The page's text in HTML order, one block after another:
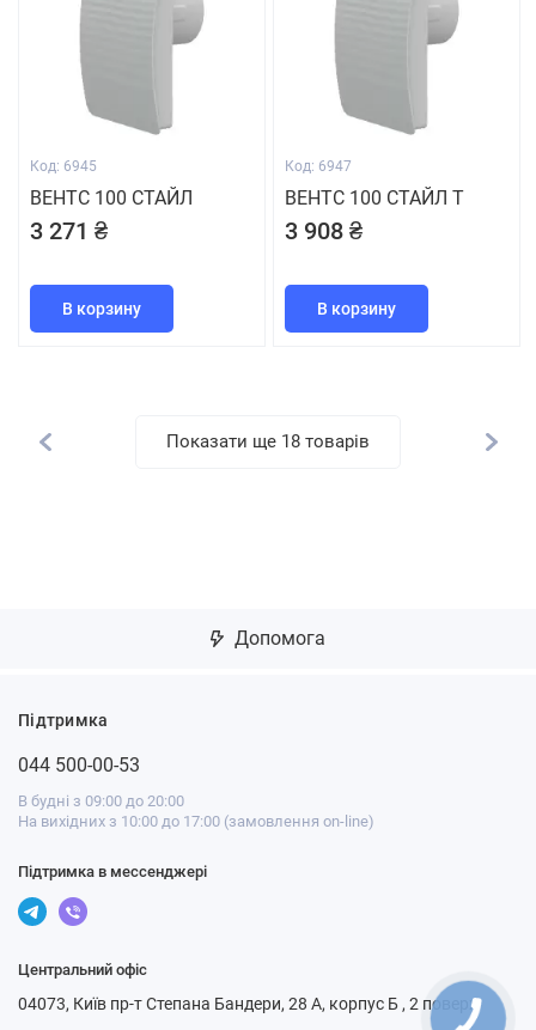
Код: 6945
ВЕНТС 100 СТАЙЛ
3 271 ₴
В корзину
Код: 6947
ВЕНТС 100 СТАЙЛ Т
3 908 ₴
В корзину
Показати ще 18 товарів
Допомога
Підтримка
044 500-00-53
В будні з 09:00 до 20:00
На вихідних з 10:00 до 17:00 (замовлення on-line)
Підтримка в мессенджері
Центральний офіс
04073, Київ пр-т Степана Бандери, 28 А, корпус Б , 2 поверх